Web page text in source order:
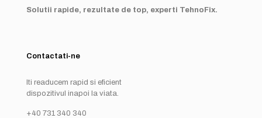
Solutii rapide, rezultate de top, experti TehnoFix.
Contactati-ne
Iti readucem rapid si eficient
dispozitivul inapoi la viata.
+40 731 340 340